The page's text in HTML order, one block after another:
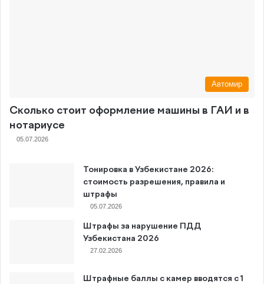
Автомир
Сколько стоит оформление машины в ГАИ и в
нотариусе
05.07.2026
Тонировка в Узбекистане 2026:
стоимость разрешения, правила и
штрафы
05.07.2026
Штрафы за нарушение ПДД
Узбекистана 2026
27.02.2026
Штрафные баллы с камер вводятся с 1